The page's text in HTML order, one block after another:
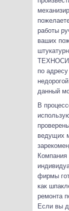
работы
ваших
по
данный
В
ведущих
Компания
фирмы
как
ремонта
Если вы